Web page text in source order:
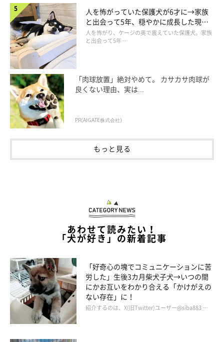
人を怖がっていた保護犬が6才に→家族
と出会って5年、穏やかに成長した現在
の姿にグッとくる
人を怖がり、ケージの奥で震えていた保護犬。家族
と出会って5年 …
「肉球放置」絶対やめて。 カサカサ肉球が
良くない理由、実は...
PR(AIGATE株式会社)
もっと見る
あわせて読みたい！
「犬が好き」の新着記事
「好奇心の塊でコミュニケーションに苦
労した」生後3カ月柴犬子犬→いつの間
にかお互いをわかり合える「かけがえの
ない存在」に！
紹介するのは、X(旧Twitter)ユーザー@siba883 …